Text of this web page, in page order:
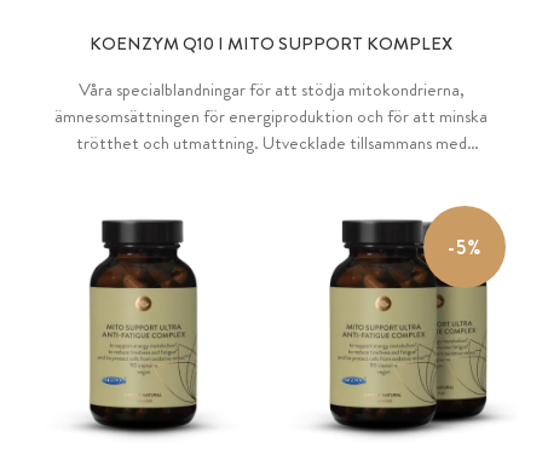
KOENZYM Q10 I MITO SUPPORT KOMPLEX
Våra specialblandningar för att stödja mitokondrierna,
ämnesomsättningen för energiproduktion och för att minska
trötthet och utmattning. Utvecklade tillsammans med
Q10, PQQ, L-karnitin, NADH och funktionella sockerarter.
-5%